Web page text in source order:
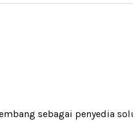
sebagai penyedia